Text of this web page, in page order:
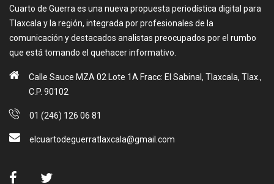
Cuarto de Guerra es una nueva propuesta periodística digital para
Tlaxcala y la región, integrada por profesionales de la
comunicación y destacados analistas preocupados por el rumbo
que está tomando el quehacer informativo.
Calle Sauce MZA 02 Lote 1A Fracc: El Sabinal, Tlaxcala, Tlax.,
C.P. 90102
01 (246) 126 06 81
elcuartodeguerratlaxcala@gmail.com